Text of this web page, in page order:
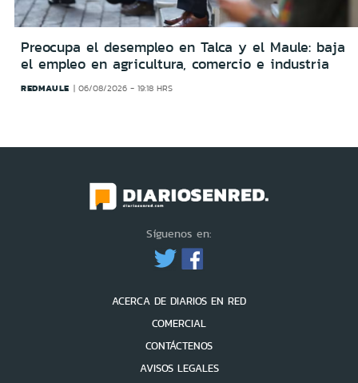
Preocupa el desempleo en Talca y el Maule: baja
el empleo en agricultura, comercio e industria
REDMAULE 06/08/2026 - 19:18 HRS
Síguenos en:
ACERCA DE DIARIOS EN RED
COMERCIAL
CONTÁCTENOS
AVISOS LEGALES